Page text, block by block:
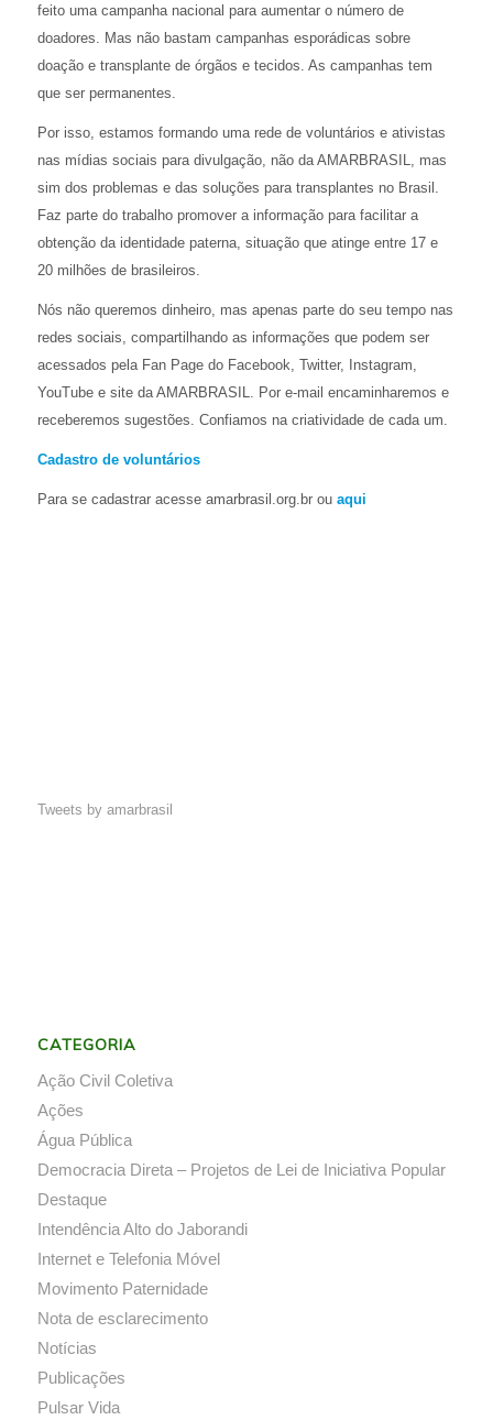
feito uma campanha nacional para aumentar o número de
doadores. Mas não bastam campanhas esporádicas sobre
doação e transplante de órgãos e tecidos. As campanhas tem
que ser permanentes.
Por isso, estamos formando uma rede de voluntários e ativistas
nas mídias sociais para divulgação, não da AMARBRASIL, mas
sim dos problemas e das soluções para transplantes no Brasil.
Faz parte do trabalho promover a informação para facilitar a
obtenção da identidade paterna, situação que atinge entre 17 e
20 milhões de brasileiros.
Nós não queremos dinheiro, mas apenas parte do seu tempo nas
redes sociais, compartilhando as informações que podem ser
acessados pela Fan Page do Facebook, Twitter, Instagram,
YouTube e site da AMARBRASIL. Por e-mail encaminharemos e
receberemos sugestões. Confiamos na criatividade de cada um.
Cadastro de voluntários
Para se cadastrar acesse amarbrasil.org.br ou aqui
Tweets by amarbrasil
CATEGORIA
Ação Civil Coletiva
Ações
Água Pública
Democracia Direta – Projetos de Lei de Iniciativa Popular
Destaque
Intendência Alto do Jaborandi
Internet e Telefonia Móvel
Movimento Paternidade
Nota de esclarecimento
Notícias
Publicações
Pulsar Vida